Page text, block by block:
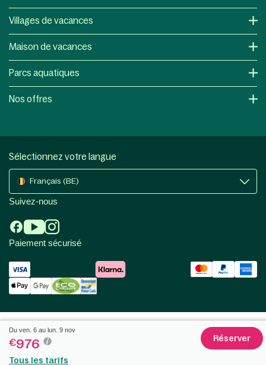
Du ven. 6 au lun. 9 nov
€976
Tous les tarifs
Réserver
Villages de vacances
Maison de vacances
Parcs aquatiques
Nos offres
Sélectionnez votre langue
Français (BE)
Suivez-nous
Paiement sécurisé